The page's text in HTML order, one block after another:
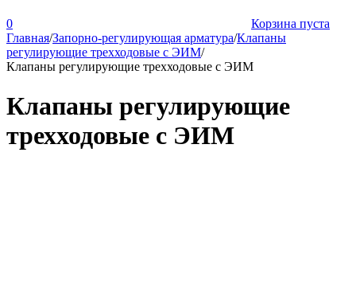
0
Корзина пуста
Главная/Запорно-регулирующая арматура/Клапаны
регулирующие трехходовые с ЭИМ/
Клапаны регулирующие трехходовые с ЭИМ
Клапаны регулирующие
трехходовые с ЭИМ